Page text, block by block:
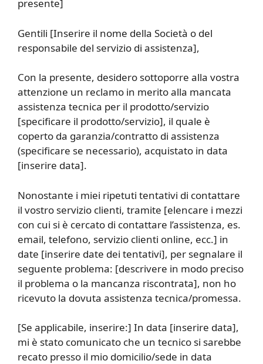
presente]
Gentili [Inserire il nome della Società o del
responsabile del servizio di assistenza],
Con la presente, desidero sottoporre alla vostra
attenzione un reclamo in merito alla mancata
assistenza tecnica per il prodotto/servizio
[specificare il prodotto/servizio], il quale è
coperto da garanzia/contratto di assistenza
(specificare se necessario), acquistato in data
[inserire data].
Nonostante i miei ripetuti tentativi di contattare
il vostro servizio clienti, tramite [elencare i mezzi
con cui si è cercato di contattare l’assistenza, es.
email, telefono, servizio clienti online, ecc.] in
date [inserire date dei tentativi], per segnalare il
seguente problema: [descrivere in modo preciso
il problema o la mancanza riscontrata], non ho
ricevuto la dovuta assistenza tecnica/promessa.
[Se applicabile, inserire:] In data [inserire data],
mi è stato comunicato che un tecnico si sarebbe
recato presso il mio domicilio/sede in data